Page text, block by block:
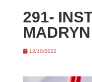
291-
12/10/2022